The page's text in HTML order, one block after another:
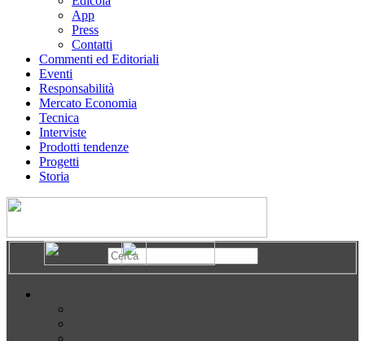
App
Press
Contatti
Commenti ed Editoriali
Eventi
Responsabilità
Mercato Economia
Tecnica
Interviste
Prodotti tendenze
Progetti
Storia